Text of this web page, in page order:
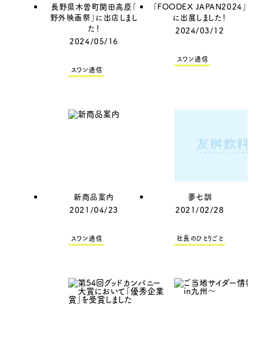
長野県木曽町開田高原「
野外映画祭」に出店しまし
た！
2024/05/16
スワン通信
「FOODEX JAPAN2024」
に出展しました！
2024/03/12
スワン通信
新商品案内
2021/04/23
スワン通信
夢七訓
2021/02/28
社長のひとりごと